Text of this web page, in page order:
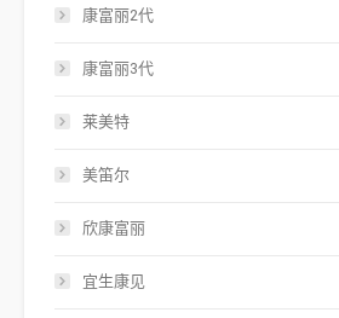
康富丽2代
康富丽3代
莱美特
美笛尔
欣康富丽
宜生康见